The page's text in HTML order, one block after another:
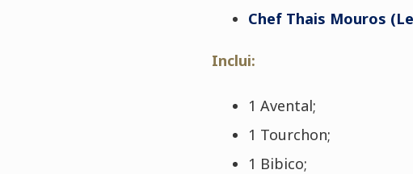
Chef Thais Mouros
Inclui:
1 Avental;
1 Tourchon;
1 Bibico;